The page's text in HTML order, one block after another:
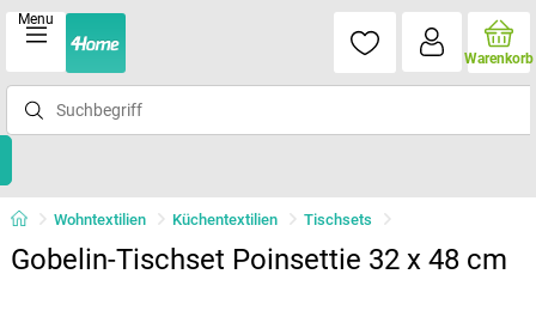
Menu
Warenkorb
Wohntextilien Küchentextilien Tischsets
Gobelin-Tischset Poinsettie 32 x 48 cm